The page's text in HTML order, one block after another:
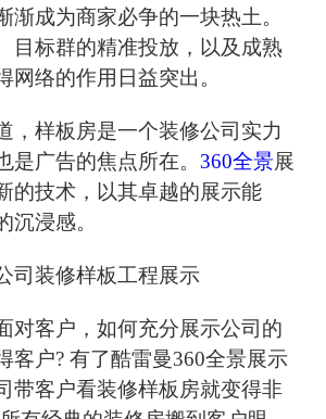
渐成为商家必争的一块热土。
目标群的精准投放，以及成熟
网络的作用日益突出。
样板房是一个装修公司实力
是广告的焦点所在。 360全景展
的技术，以其卓越的展示能
沉浸感。
装修样板工程展示
客户，如何充分展示公司的
客户? 有了酷雷曼360全景展示
带客户看装修样板房就变得非